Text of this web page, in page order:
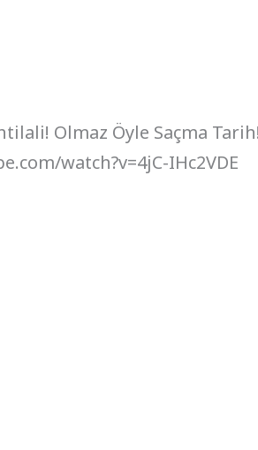
Olmaz Öyle Saçma
watch?v=4jC-IHc2VDE